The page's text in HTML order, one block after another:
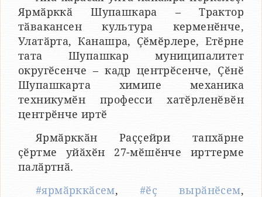
Ярмӑрккӑ Шупашкара – Трактор
тӑвакансен культура керменӗнче,
Улатӑрта, Канашра, Ҫӗмӗрлере, Етӗрне
тата Шупашкар муниципалитет
округӗсенче – кадр центрӗсенче, Ҫӗнӗ
Шупашкарта химипе механика
техникумӗн професси хатӗрленӗвӗн
центрӗнче иртӗ
Ярмӑрккӑн Раҫҫейри тапхӑрне
ҫӗртме уйӑхӗн 27-мӗшӗнче ирттерме
палӑртнӑ.
#ярмӑрккӑсем, #ӗҫ вырӑнӗсем,